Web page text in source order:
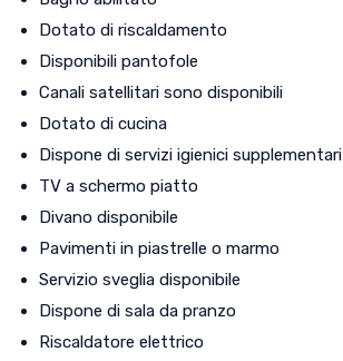
Dotato di riscaldamento
Disponibili pantofole
Canali satellitari sono disponibili
Dotato di cucina
Dispone di servizi igienici supplementari
TV a schermo piatto
Divano disponibile
Pavimenti in piastrelle o marmo
Servizio sveglia disponibile
Dispone di sala da pranzo
Riscaldatore elettrico